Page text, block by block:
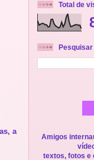
a
Total de
Amigos
textos, fotos e